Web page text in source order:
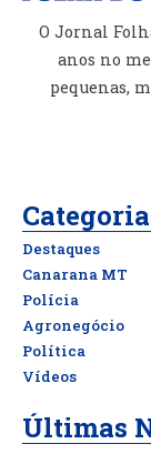
O Jornal
anos no
pequenas,
Destaques
Canarana MT
Polícia
Agronegócio
Política
Vídeos
Últimas